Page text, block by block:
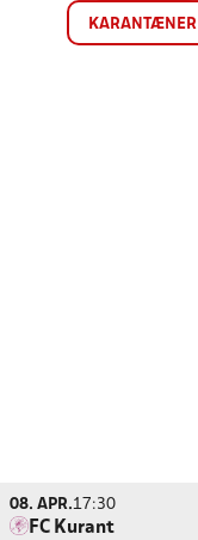
KARANTÆNER
08. APR.17:30
FC Kurant